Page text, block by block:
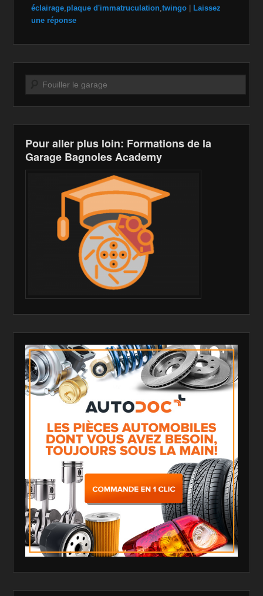
c
e
b
o
o
k
tt
er
a
o
n
W
is
Li
st
ail p
Li
n
k
ta
er
éclairage,plaque d'immatruculation,twingo
Laissez
une réponse
Recherche
Pour aller plus loin: Formations de la
Garage Bagnoles Academy